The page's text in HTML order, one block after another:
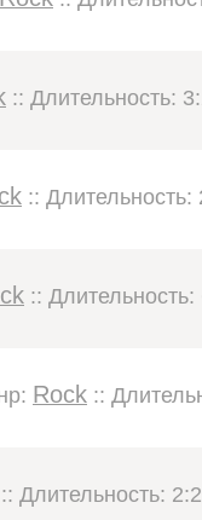
:: Длительность:
:: Длительность:
::
Rock ::
:: Длительность: